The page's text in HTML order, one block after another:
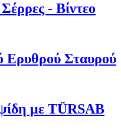
- Βίντεο
Ερυθρού Σταυρού
με TÜRSAB